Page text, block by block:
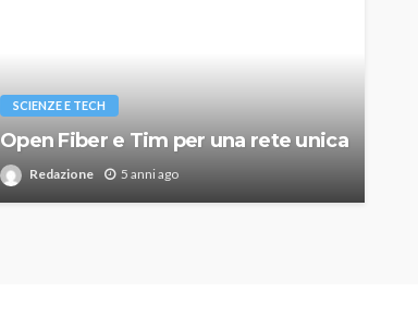
SCIENZE E TECH
Open Fiber e Tim per una rete unica
Redazione 5 anni ago